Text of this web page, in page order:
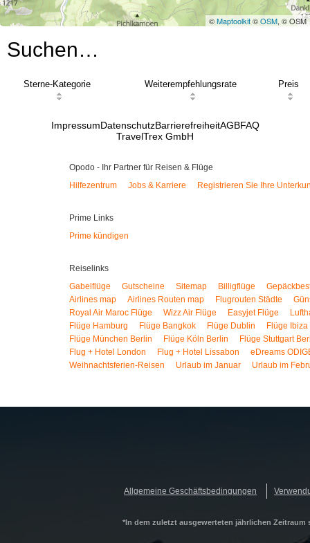
©Maptoolkit©OSM, © OSM
Suchen…
Sterne-Kategorie Weiterempfehlungsrate Preis
ImpressumDatenschutzBarrierefreiheitAGBFAQ
TravelTrex GmbH